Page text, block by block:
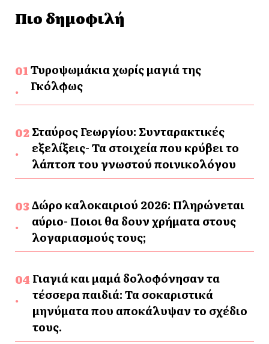
Πιο δημοφιλή
Τυροψωμάκια χωρίς μαγιά της
Γκόλφως
Σταύρος Γεωργίου: Συνταρακτικές
εξελίξεις- Τα στοιχεία που κρύβει το
λάπτοπ του γνωστού ποινικολόγου
Δώρο καλοκαιριού 2026: Πληρώνεται
αύριο- Ποιοι θα δουν χρήματα στους
λογαριασμούς τους;
Γιαγιά και μαμά δολοφόνησαν τα
τέσσερα παιδιά: Τα σοκαριστικά
μηνύματα που αποκάλυψαν το σχέδιο
τους.